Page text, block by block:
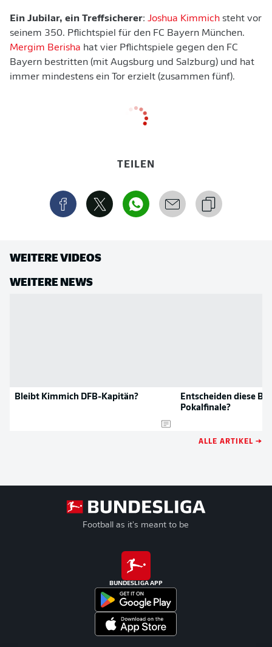
Ein Jubilar, ein Treffsicherer: Joshua Kimmich steht vor
seinem 350. Pflichtspiel für den FC Bayern München.
Mergim Berisha hat vier Pflichtspiele gegen den FC
Bayern bestritten (mit Augsburg und Salzburg) und hat
immer mindestens ein Tor erzielt (zusammen fünf).
TEILEN
WEITERE VIDEOS
WEITERE NEWS
Bleibt Kimmich DFB-Kapitän?
Entscheiden diese
Pokalfinale?
ALLE ARTIKEL →
Football as it's meant to be
BUNDESLIGA APP